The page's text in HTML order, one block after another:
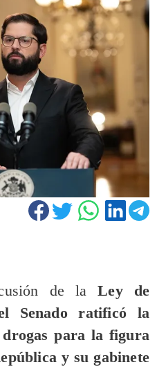
de laLey de
Senado ratificó la
para la figura
y su gabinete